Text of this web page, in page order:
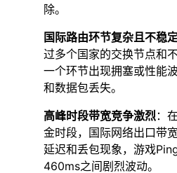
除。
国际路由环节复杂且不稳
过多个国家的交换节点和
一个环节出现拥塞或性能
和数据包丢失。
高峰时段带宽竞争激烈 ：
金时段，国际网络出口带
延迟和丢包现象，游戏
460ms之间剧烈波动。